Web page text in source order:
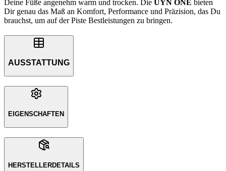
Deine Füße angenehm warm und trocken. Die UYN ONE bieten
Dir genau das Maß an Komfort, Performance und Präzision, das Du
brauchst, um auf der Piste Bestleistungen zu bringen.
AUSSTATTUNG
EIGENSCHAFTEN
HERSTELLERDETAILS